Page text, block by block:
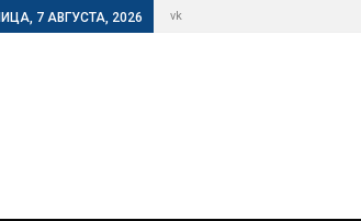
7 АВГУСТА, 2026 vk